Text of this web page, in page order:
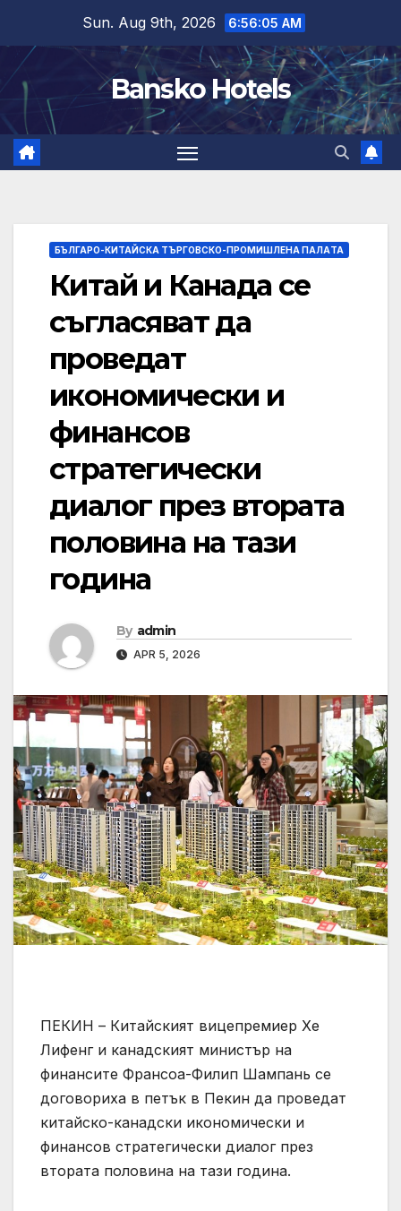
content
Sun. Aug 9th, 2026 6:56:06 AM
Bansko Hotels
БЪЛГАРО-КИТАЙСКА ТЪРГОВСКО-ПРОМИШЛЕНА ПАЛAТА
Китай и Канада се
съгласяват да
проведат
икономически и
финансов
стратегически
диалог през втората
половина на тази
година
By admin
APR 5, 2026
ПЕКИН – Китайският вицепремиер Хе
Лифенг и канадският министър на
финансите Франсоа-Филип Шампань се
договориха в петък в Пекин да проведат
китайско-канадски икономически и
финансов стратегически диалог през
втората половина на тази година.